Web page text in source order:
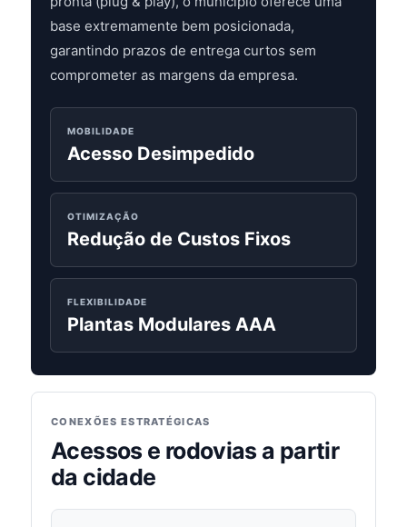
base extremamente bem posicionada,
garantindo prazos de entrega curtos sem
comprometer as margens da empresa.
MOBILIDADE
Acesso Desimpedido
OTIMIZAÇÃO
Redução de Custos Fixos
FLEXIBILIDADE
Plantas Modulares AAA
CONEXÕES ESTRATÉGICAS
Acessos e rodovias a partir
da cidade